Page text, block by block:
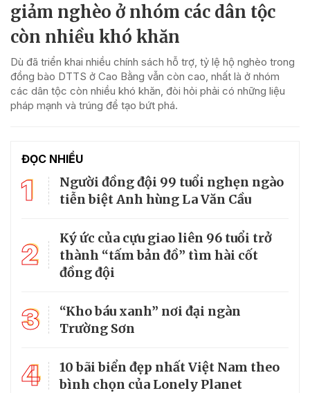
giảm nghèo ở nhóm các dân tộc
còn nhiều khó khăn
Dù đã triển khai nhiều chính sách hỗ trợ, tỷ lệ hộ nghèo trong
đồng bào DTTS ở Cao Bằng vẫn còn cao, nhất là ở nhóm
các dân tộc còn nhiều khó khăn, đòi hỏi phải có những liệu
pháp mạnh và trúng để tạo bứt phá.
ĐỌC NHIỀU
1
Người đồng đội 99 tuổi nghẹn ngào
tiễn biệt Anh hùng La Văn Cầu
2
Ký ức của cựu giao liên 96 tuổi trở
thành “tấm bản đồ” tìm hài cốt
đồng đội
3
“Kho báu xanh” nơi đại ngàn
Trường Sơn
4
10 bãi biển đẹp nhất Việt Nam theo
bình chọn của Lonely Planet